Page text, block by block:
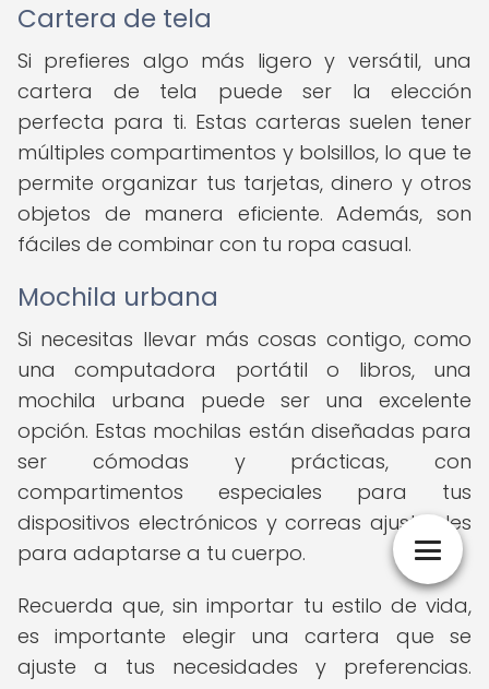
Cartera de tela
Si prefieres algo más ligero y versátil, una
cartera de tela puede ser la elección
perfecta para ti. Estas carteras suelen tener
múltiples compartimentos y bolsillos, lo que te
permite organizar tus tarjetas, dinero y otros
objetos de manera eficiente. Además, son
fáciles de combinar con tu ropa casual.
Mochila urbana
Si necesitas llevar más cosas contigo, como
una computadora portátil o libros, una
mochila urbana puede ser una excelente
opción. Estas mochilas están diseñadas para
ser cómodas y prácticas, con
compartimentos especiales para tus
dispositivos electrónicos y correas ajustables
para adaptarse a tu cuerpo.
Recuerda que, sin importar tu estilo de vida,
es importante elegir una cartera que se
ajuste a tus necesidades y preferencias.